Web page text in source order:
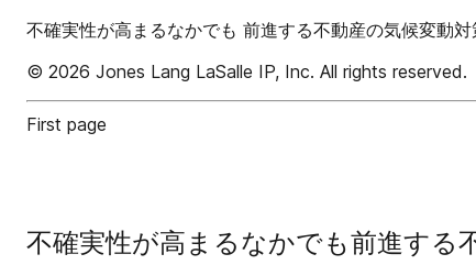
不確実性が高まるなかでも 前進する不動産の気候変動
© 2026 Jones Lang LaSalle IP, Inc. All rights reserved.
First page
不確実性が高まるなかでも前進する